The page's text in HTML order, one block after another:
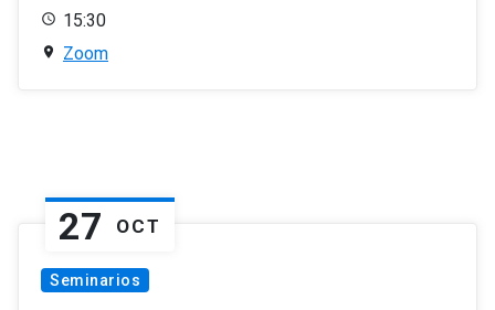
15:30
Zoom
27 OCT
Seminarios